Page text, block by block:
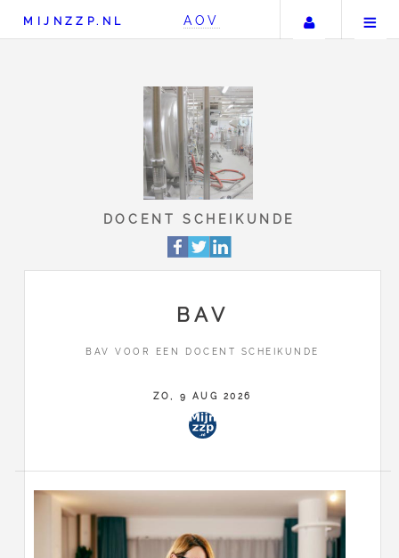
MIJNZZP.NL AOV Uw
DOCENT
BAV
BAV VOOR EEN DOCENT SCHEIKUNDE
ZO, 9 AUG 2026